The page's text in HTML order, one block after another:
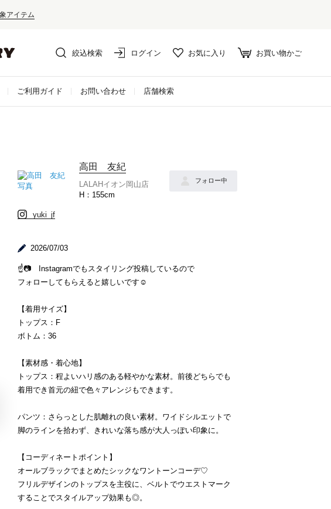
絞込検索 ログイン お気に入り お買い物かご
ご利用ガイド お問い合わせ 店舗検索
高田 友紀
LALAHイオン岡山店
155cm
フォロー中
yuki_jf
2026/07/03
☝️📷 Instagramでもスタイリング投稿しているので
フォローしてもらえると嬉しいです☺️
【着用サイズ】
トップス：F
ボトム：36
【素材感・着心地】
トップス：程よいハリ感のある軽やかな素材。前後どちらでも
着用でき首元の紐で色々アレンジもできます。
パンツ：さらっとした肌離れの良い素材。ワイドシルエットで
脚のラインを拾わず、きれいな落ち感が大人っぽい印象に。
【コーディネートポイント】
オールブラックでまとめたシックなワントーンコーデ♡
フリルデザインのトップスを主役に、ベルトでウエストマーク
することでスタイルアップ効果も◎。